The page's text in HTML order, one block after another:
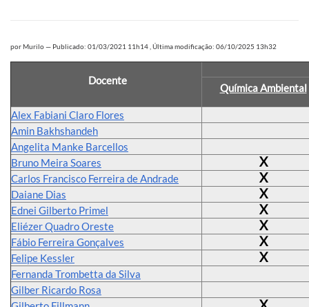
porMurilo— Publicado: 01/03/2021 11h14 Última modificação: 06/10/2025 13h32
Docente
Química Ambiental
Alex Fabiani Claro Flores
Amin Bakhshandeh
Angelita Manke Barcellos
Bruno Meira Soares
X
Carlos Francisco Ferreira de Andrade X
Daiane Dias X
Ednei Gilberto Primel X
Eliézer Quadro Oreste X
Fábio Ferreira Gonçalves X
Felipe Kessler X
Fernanda Trombetta da Silva
Gilber Ricardo Rosa